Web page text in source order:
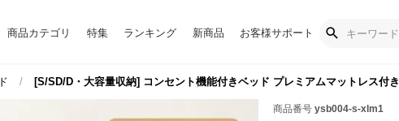
商品カテゴリ 特集 ランキング 新商品 お客様サポート
[S/SD/D・大容量収納] コンセント機能付きベッド プレミアムマットレス付き
商品番号 ysb004-s-xlm1